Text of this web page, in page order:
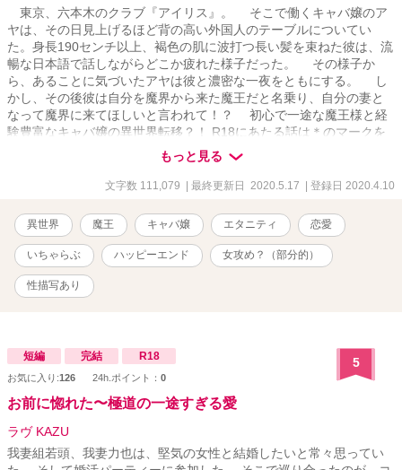
東京、六本木のクラブ『アイリス』。 そこで働くキャバ嬢のア
ヤは、その日見上げるほど背の高い外国人のテーブルについてい
た。身長190センチ以上、褐色の肌に波打つ長い髪を束ねた彼は、流
暢な日本語で話しながらどこか疲れた様子だった。 その様子か
ら、あることに気づいたアヤは彼と濃密な一夜をともにする。 し
かし、その後彼は自分を魔界から来た魔王だと名乗り、自分の妻と
なって魔界に来てほしいと言われて！？ 初心で一途な魔王様と経
験豊富なキャバ嬢の異世界転移？！ R18にあたる話は＊のマークを
もっと見る
文字数 111,079 | 最終更新日 2020.5.17 | 登録日 2020.4.10
異世界 魔王 キャバ嬢 エタニティ 恋愛
いちゃらぶ ハッピーエンド 女攻め？（部分的）
性描写あり
短編 完結 R18
お気に入り:126 24h.ポイント： 0
5
お前に惚れた〜極道の一途すぎる愛
ラヴ KAZU
我妻組若頭、我妻力也は、堅気の女性と結婚したいと常々思ってい